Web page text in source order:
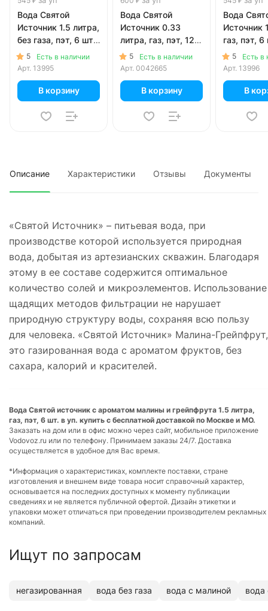
Вода Святой
Источник 1.5 литра,
без газа, пэт, 6 шт.
в уп.
5
Есть в наличии
Арт. 13995
В корзину
Вода Святой
Источник 0.33
литра, газ, пэт, 12
шт. в уп.
5
Есть в наличии
Арт. 0042665
В корзину
Вода
Источник
газ, пэт,
5
Есть в
Арт. 13996
В
Описание Характеристики Отзывы Документы
«Святой Источник» – питьевая вода, при
производстве которой используется природная
вода, добытая из артезианских скважин. Благодаря
этому в ее составе содержится оптимальное
количество солей и микроэлементов. Использование
щадящих методов фильтрации не нарушает
природную структуру воды, сохраняя всю пользу
для человека. «Святой Источник» Малина-Грейпфрут,
это газированная вода с ароматом фруктов, без
сахара, калорий и красителей.
Вода Святой источник с ароматом малины и грейпфрута 1.5 литра,
газ, пэт, 6 шт. в уп. купить с бесплатной доставкой по Москве и МО.
Заказать на дом или в офис можно через сайт, мобильное приложение
Vodovoz.ru или по телефону. Принимаем заказы 24/7. Доставка
осуществляется в удобное для Вас время.
*Информация о характеристиках, комплекте поставки, стране
изготовления и внешнем виде товара носит справочный характер,
основывается на последних доступных к моменту публикации
сведениях и не является публичной офертой. Дизайн этикетки и
упаковки может отличаться при проведении производителем рекламных
компаний.
Ищут по запросам
негазированная вода без газа вода с малиной вода